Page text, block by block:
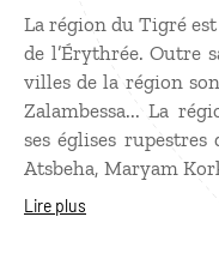
La région du Tigré
de l’Érythrée. Outre
villes de la région
Zalambessa... La
ses églises rupestres
Atsbeha, Maryam
de falaises
Lire plus